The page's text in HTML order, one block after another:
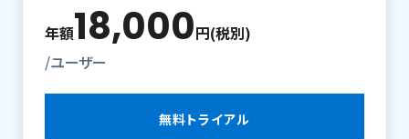
年額18,000円(税別)
/ユーザー
無料トライアル